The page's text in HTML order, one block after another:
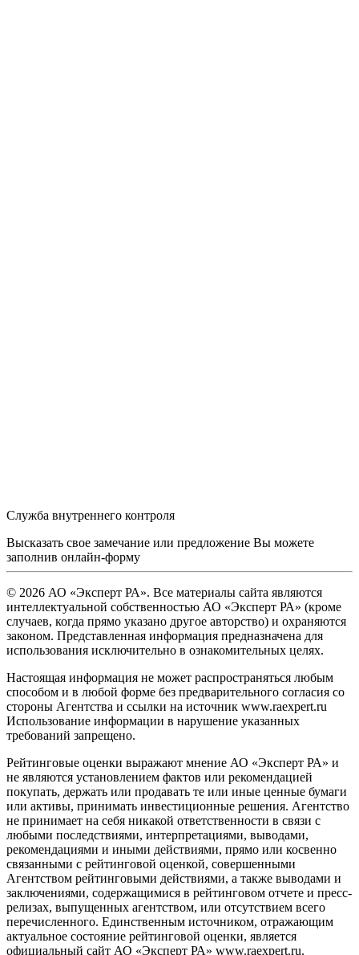
Служба внутреннего контроля
Высказать свое замечание или предложение Вы можете
заполнив онлайн-форму
© 2026 АО «Эксперт РА». Все материалы сайта являются
интеллектуальной собственностью АО «Эксперт РА» (кроме
случаев, когда прямо указано другое авторство) и охраняются
законом. Представленная информация предназначена для
использования исключительно в ознакомительных целях.
Настоящая информация не может распространяться любым
способом и в любой форме без предварительного согласия со
стороны Агентства и ссылки на источник www.raexpert.ru
Использование информации в нарушение указанных
требований запрещено.
Рейтинговые оценки выражают мнение АО «Эксперт РА» и
не являются установлением фактов или рекомендацией
покупать, держать или продавать те или иные ценные бумаги
или активы, принимать инвестиционные решения. Агентство
не принимает на себя никакой ответственности в связи с
любыми последствиями, интерпретациями, выводами,
рекомендациями и иными действиями, прямо или косвенно
связанными с рейтинговой оценкой, совершенными
Агентством рейтинговыми действиями, а также выводами и
заключениями, содержащимися в рейтинговом отчете и пресс-
релизах, выпущенных агентством, или отсутствием всего
перечисленного. Единственным источником, отражающим
актуальное состояние рейтинговой оценки, является
официальный сайт АО «Эксперт РА» www.raexpert.ru.